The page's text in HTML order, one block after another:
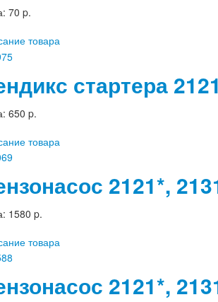
70 p.
товара
стартера
650 p.
товара
2121*,
1580 p.
товара
2121*,